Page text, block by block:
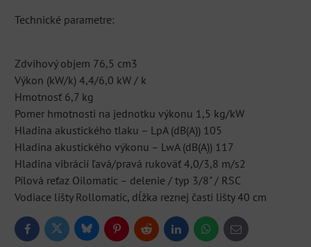
Technické parametre:
Zdvihový objem 76,5 cm3
Výkon (kW/k) 4,4/6,0 kW / k
Hmotnosť 6,7 kg
Pomer hmotnosti na jednotku výkonu 1,5 kg/kW
Hladina akustického tlaku – LpA (dB(A)) 105
Hladina akustického výkonu – LwA (dB(A)) 117
Hladina vibrácií ľavá/pravá rukoväť 4,0/3,8 m/s2
Pílová reťaz Oilomatic – delenie / typ 3/8" / RSC
Vodiace lišty Rollomatic, dĺžka reznej časti lišty 40 cm
FacebookTwitter BlueskyPinterestReddit LinkedInWhatsApp
E-
mail